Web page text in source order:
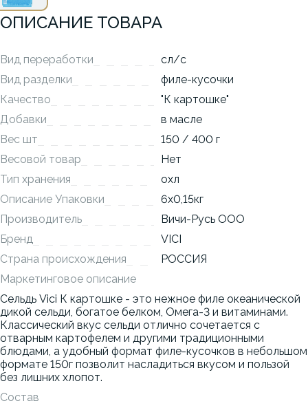
ОПИСАНИЕ ТОВАРА
Вид переработки
сл/с
Вид разделки
филе-кусочки
Качество
"К картошке"
Добавки
в масле
Вес шт
150 / 400 г
Весовой товар
Нет
Тип хранения
охл
Описание Упаковки
6x0,15кг
Производитель
Вичи-Русь ООО
Бренд
VICI
Страна происхождения
РОССИЯ
Маркетинговое описание
Сельдь Vici К картошке - это нежное филе океанической
дикой сельди, богатое белком, Омега-3 и витаминами.
Классический вкус сельди отлично сочетается с
отварным картофелем и другими традиционными
блюдами, а удобный формат филе-кусочков в небольшом
формате 150г позволит насладиться вкусом и пользой
без лишних хлопот.
Состав